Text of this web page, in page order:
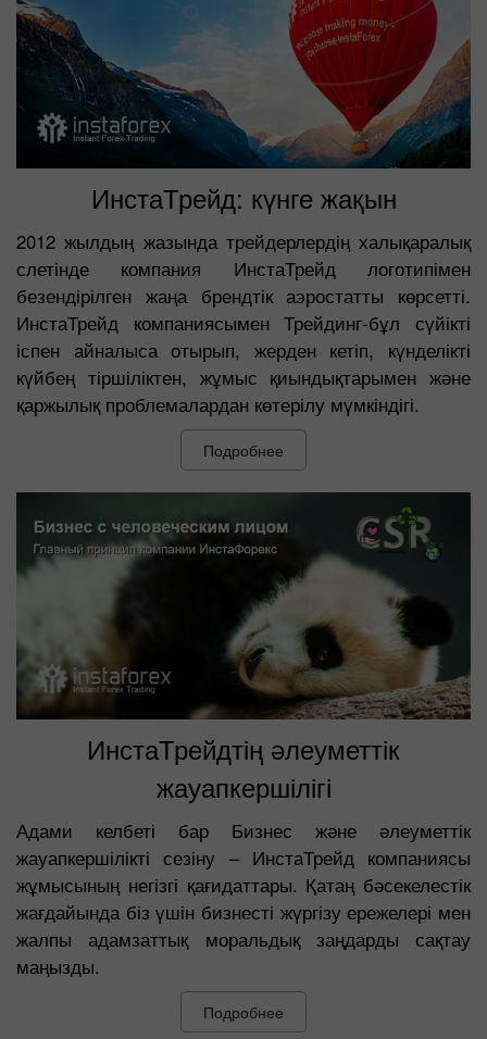
ИнстаТрейд: күнге жақын
2012 жылдың жазында трейдерлердің халықаралық
слетінде компания ИнстаТрейд логотипімен
безендірілген жаңа брендтік аэростатты көрсетті.
ИнстаТрейд компаниясымен Трейдинг-бұл сүйікті
іспен айналыса отырып, жерден кетіп, күнделікті
күйбең тіршіліктен, жұмыс қиындықтарымен және
қаржылық проблемалардан көтерілу мүмкіндігі.
Подробнее
ИнстаТрейдтің әлеуметтік
жауапкершілігі
Адами келбеті бар Бизнес және әлеуметтік
жауапкершілікті сезіну – ИнстаТрейд компаниясы
жұмысының негізгі қағидаттары. Қатаң бәсекелестік
жағдайында біз үшін бизнесті жүргізу ережелері мен
жалпы адамзаттық моральдық заңдарды сақтау
маңызды.
Подробнее